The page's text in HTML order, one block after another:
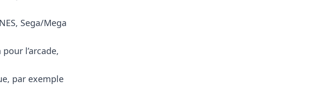
Sega/Mega
l’arcade,
par exemple